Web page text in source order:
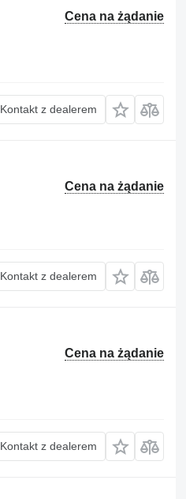
Cena na żądanie
Kontakt z dealerem
Cena na żądanie
Kontakt z dealerem
Cena na żądanie
Kontakt z dealerem